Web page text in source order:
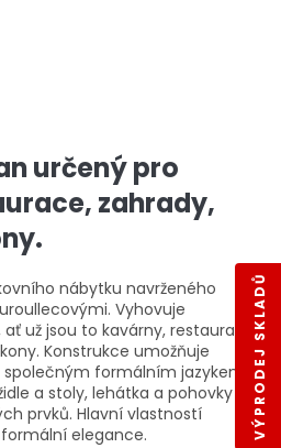
určený pro
zahrady,
nábytku navrženého
Vyhovuje
už jsou to kavárny, restaurace,
Konstrukce umožňuje
formálním jazykem.
a stoly, lehátka a pohovky -
prvků. Hlavní vlastností
elegance.
VÝPRODEJ SKLADŮ